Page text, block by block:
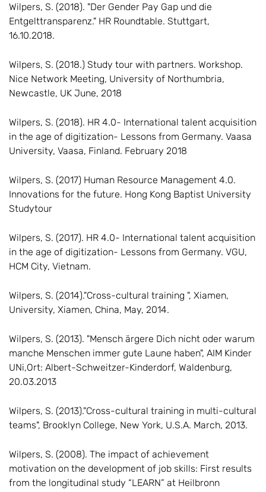
Wilpers, S. (2018). "Der Gender Pay Gap und die
Entgelttransparenz." HR Roundtable. Stuttgart,
16.10.2018.
Wilpers, S. (2018.) Study tour with partners. Workshop.
Nice Network Meeting, University of Northumbria,
Newcastle, UK June, 2018
Wilpers, S. (2018). HR 4.0- International talent acquisition
in the age of digitization- Lessons from Germany. Vaasa
University, Vaasa, Finland. February 2018
Wilpers, S. (2017) Human Resource Management 4.0.
Innovations for the future. Hong Kong Baptist University
Studytour
Wilpers, S. (2017). HR 4.0- International talent acquisition
in the age of digitization- Lessons from Germany. VGU,
HCM City, Vietnam.
Wilpers, S. (2014)."Cross-cultural training ", Xiamen,
University, Xiamen, China, May, 2014.
Wilpers, S. (2013). "Mensch ärgere Dich nicht oder warum
manche Menschen immer gute Laune haben", AIM Kinder
UNi,Ort: Albert-Schweitzer-Kinderdorf, Waldenburg,
20.03.2013
Wilpers, S. (2013)."Cross-cultural training in multi-cultural
teams", Brooklyn College, New York, U.S.A. March, 2013.
Wilpers, S. (2008). The impact of achievement
motivation on the development of job skills: First results
from the longitudinal study “LEARN” at Heilbronn